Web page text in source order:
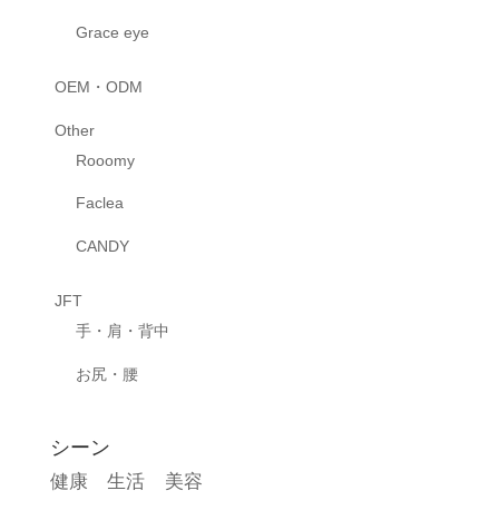
Grace eye
OEM・ODM
Other
Rooomy
Faclea
CANDY
JFT
手・肩・背中
お尻・腰
シーン
健康 生活 美容